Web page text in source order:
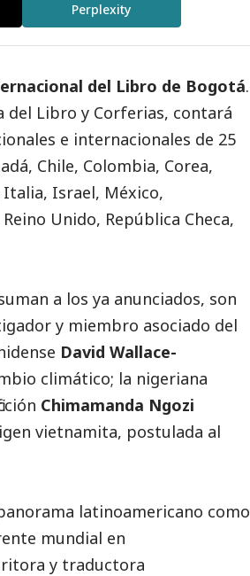
Perplexity
del Libro de Bogotá.
del Libro y Corferias, contará
e internacionales de 25
Chile, Colombia, Corea,
Italia, Israel, México,
Unido, República Checa,
a los ya anunciados, son
y miembro asociado del
David Wallace-
climático; la nigeriana
Chimamanda Ngozi
vietnamita, postulada al
latinoamericano como
mundial en
y traductora